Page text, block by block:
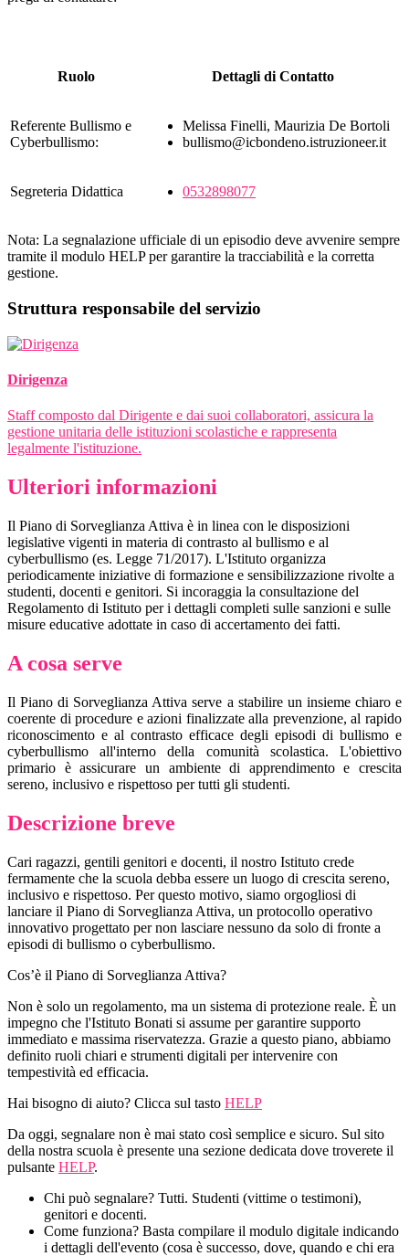
Ruolo Dettagli di Contatto
Referente Bullismo e
Cyberbullismo:
Melissa Finelli, Maurizia De Bortoli
bullismo@icbondeno.istruzioneer.it
Segreteria Didattica 0532898077
Nota: La segnalazione ufficiale di un episodio deve avvenire sempre
tramite il modulo HELP per garantire la tracciabilità e la corretta
gestione.
Struttura responsabile del servizio
Dirigenza
Staff composto dal Dirigente e dai suoi collaboratori, assicura la
gestione unitaria delle istituzioni scolastiche e rappresenta
legalmente l'istituzione.
Ulteriori informazioni
Il Piano di Sorveglianza Attiva è in linea con le disposizioni
legislative vigenti in materia di contrasto al bullismo e al
cyberbullismo (es. Legge 71/2017). L'Istituto organizza
periodicamente iniziative di formazione e sensibilizzazione rivolte a
studenti, docenti e genitori. Si incoraggia la consultazione del
Regolamento di Istituto per i dettagli completi sulle sanzioni e sulle
misure educative adottate in caso di accertamento dei fatti.
A cosa serve
Il Piano di Sorveglianza Attiva serve a stabilire un insieme chiaro e
coerente di procedure e azioni finalizzate alla prevenzione, al rapido
riconoscimento e al contrasto efficace degli episodi di bullismo e
cyberbullismo all'interno della comunità scolastica. L'obiettivo
primario è assicurare un ambiente di apprendimento e crescita
sereno, inclusivo e rispettoso per tutti gli studenti.
Descrizione breve
Cari ragazzi, gentili genitori e docenti, il nostro Istituto crede
fermamente che la scuola debba essere un luogo di crescita sereno,
inclusivo e rispettoso. Per questo motivo, siamo orgogliosi di
lanciare il Piano di Sorveglianza Attiva, un protocollo operativo
innovativo progettato per non lasciare nessuno da solo di fronte a
episodi di bullismo o cyberbullismo.
Cos’è il Piano di Sorveglianza Attiva?
Non è solo un regolamento, ma un sistema di protezione reale. È un
impegno che l'Istituto Bonati si assume per garantire supporto
immediato e massima riservatezza. Grazie a questo piano, abbiamo
definito ruoli chiari e strumenti digitali per intervenire con
tempestività ed efficacia.
Hai bisogno di aiuto? Clicca sul tasto HELP
Da oggi, segnalare non è mai stato così semplice e sicuro. Sul sito
della nostra scuola è presente una sezione dedicata dove troverete il
pulsante HELP.
Chi può segnalare? Tutti. Studenti (vittime o testimoni),
genitori e docenti.
Come funziona? Basta compilare il modulo digitale indicando
i dettagli dell'evento (cosa è successo, dove, quando e chi era